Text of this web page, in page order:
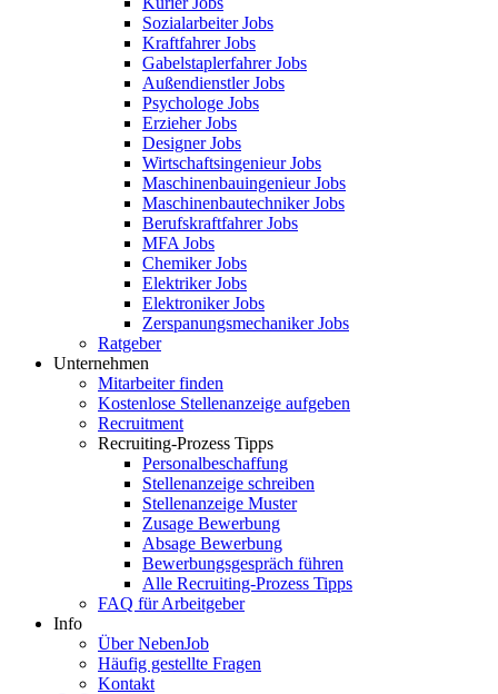
Sozialarbeiter Jobs
Kraftfahrer Jobs
Gabelstaplerfahrer Jobs
Außendienstler Jobs
Psychologe Jobs
Erzieher Jobs
Designer Jobs
Wirtschaftsingenieur Jobs
Maschinenbauingenieur Jobs
Maschinenbautechniker Jobs
Berufskraftfahrer Jobs
MFA Jobs
Chemiker Jobs
Elektriker Jobs
Elektroniker Jobs
Zerspanungsmechaniker Jobs
Ratgeber
Unternehmen
Mitarbeiter finden
Kostenlose Stellenanzeige aufgeben
Recruitment
Recruiting-Prozess Tipps
Personalbeschaffung
Stellenanzeige schreiben
Stellenanzeige Muster
Zusage Bewerbung
Absage Bewerbung
Bewerbungsgespräch führen
Alle Recruiting-Prozess Tipps
FAQ für Arbeitgeber
Info
Über NebenJob
Häufig gestellte Fragen
Kontakt